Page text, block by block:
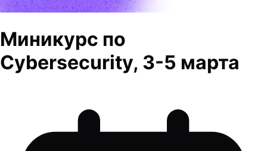
Миникурс по
Cybersecurity, 3-5 марта